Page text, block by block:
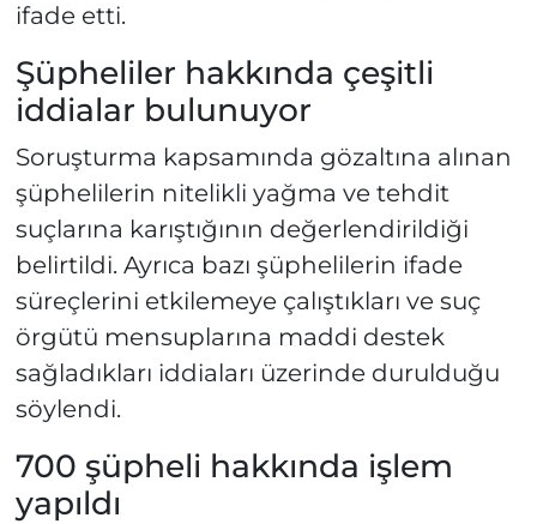
ifade etti.
Şüpheliler hakkında çeşitli
iddialar bulunuyor
Soruşturma kapsamında gözaltına alınan
şüphelilerin nitelikli yağma ve tehdit
suçlarına karıştığının değerlendirildiği
belirtildi. Ayrıca bazı şüphelilerin ifade
süreçlerini etkilemeye çalıştıkları ve suç
örgütü mensuplarına maddi destek
sağladıkları iddiaları üzerinde durulduğu
söylendi.
700 şüpheli hakkında işlem
yapıldı